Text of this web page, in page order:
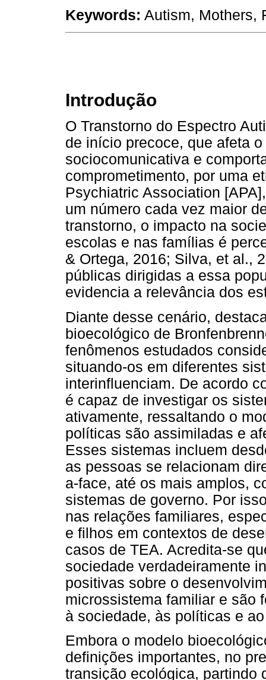
Keywords: Autism, Mothers,
Introdução
O Transtorno do Espectro
de início precoce, que afeta
sociocomunicativa e
comprometimento, por uma
Psychiatric Association
um número cada vez maior
transtorno, o impacto na
escolas e nas famílias é
& Ortega, 2016; Silva, et al.,
públicas dirigidas a essa
evidencia a relevância dos
Diante desse cenário,
bioecológico de
fenômenos estudados
situando-os em diferentes
interinfluenciam. De acordo
é capaz de investigar os
ativamente, ressaltando o
políticas são assimiladas e
Esses sistemas incluem
as pessoas se relacionam
a-face, até os mais amplos,
sistemas de governo. Por
nas relações familiares,
e filhos em contextos de
casos de TEA. Acredita-se
sociedade verdadeiramente
positivas sobre o
microssistema familiar e são
à sociedade, às políticas e
Embora o modelo
definições importantes, no
transição ecológica, partindo